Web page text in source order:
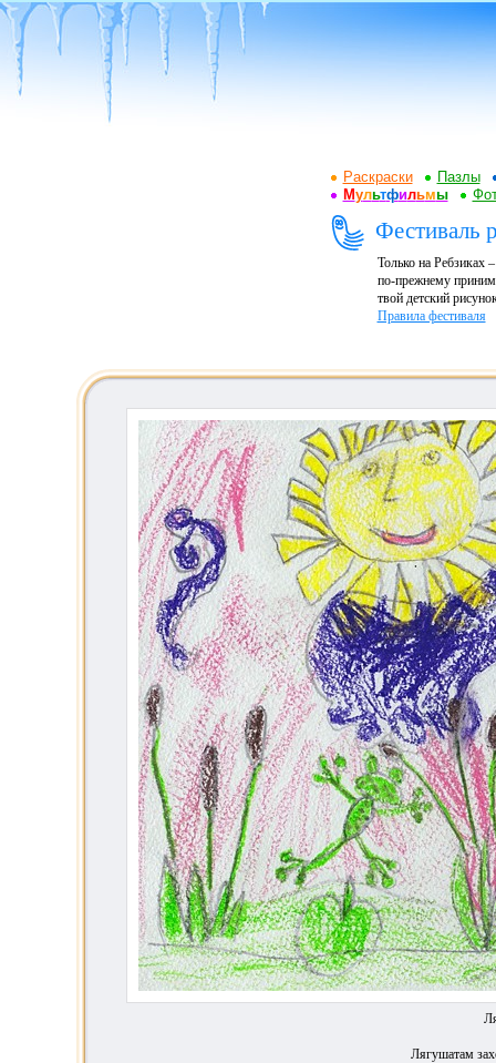
Раскраски
Пазлы
Мультфильмы
Фестиваль
Только на Ребзиках
по-прежнему
твой детский
Правила фестиваля
Лягушатам